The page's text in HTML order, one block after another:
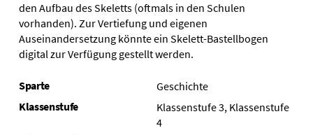
den Aufbau des Skeletts (oftmals in den Schulen
vorhanden). Zur Vertiefung und eigenen
Auseinandersetzung könnte ein Skelett-Bastellbogen
digital zur Verfügung gestellt werden.
Sparte
Geschichte
Klassenstufe
Klassenstufe 3, Klassenstufe
4